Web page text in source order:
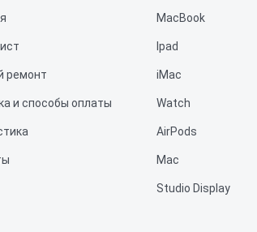
ремонт
и способы оплаты
MacBook
Ipad
iMac
Watch
AirPods
Mac
Studio Display